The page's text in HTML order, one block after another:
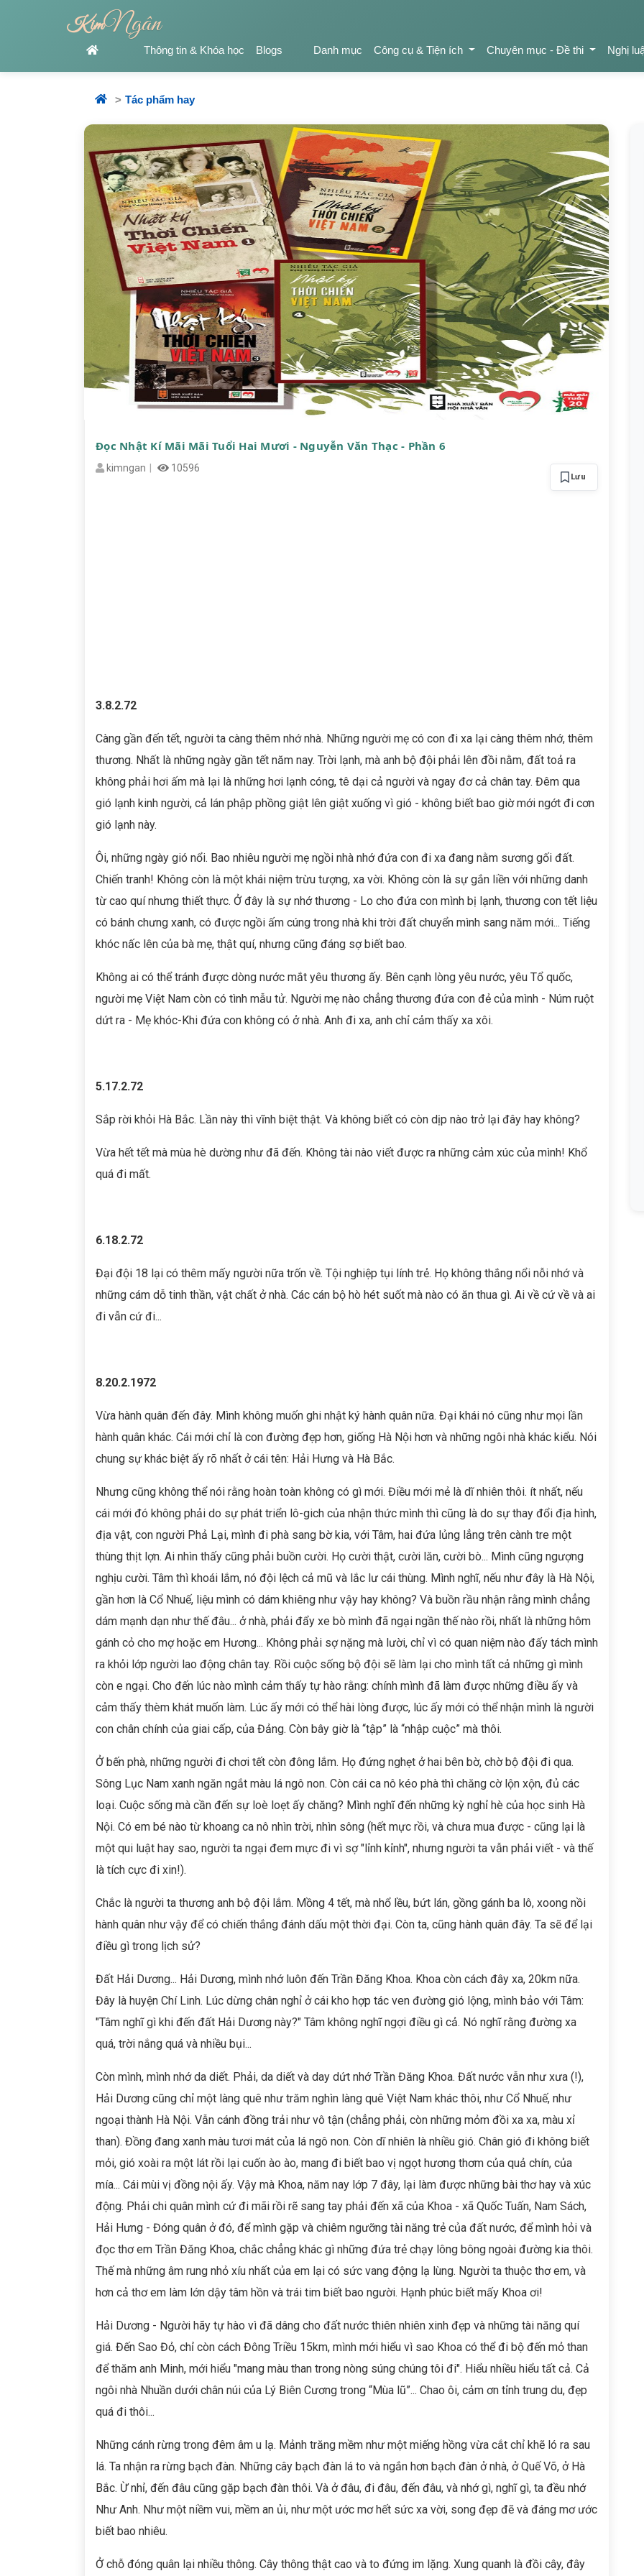
KimNgân
Thông tin & Khóa học Blogs Danh mục Công cụ & Tiện ích Chuyên mục - Đề thi Nghị
Tác phẩm hay
Đọc Nhật Kí Mãi Mãi Tuổi Hai Mươi - Nguyễn Văn Thạc - Phần 6
kimngan 10596
Lưu
3.8.2.72
Càng gần đến tết, người ta càng thêm nhớ nhà. Những người mẹ có con đi xa lại càng thêm nhớ, thêm
thương. Nhất là những ngày gần tết năm nay. Trời lạnh, mà anh bộ đội phải lên đồi nằm, đất toả ra
không phải hơi ấm mà lại là những hơi lạnh cóng, tê dại cả người và ngay đơ cả chân tay. Đêm qua
gió lạnh kinh người, cả lán phập phồng giật lên giật xuống vì gió - không biết bao giờ mới ngớt đi cơn
gió lạnh này.
Ôi, những ngày gió nổi. Bao nhiêu người mẹ ngồi nhà nhớ đứa con đi xa đang nằm sương gối đất.
Chiến tranh! Không còn là một khái niệm trừu tượng, xa vời. Không còn là sự gắn liền với những danh
từ cao quí nhưng thiết thực. Ở đây là sự nhớ thương - Lo cho đứa con mình bị lạnh, thương con tết liệu
có bánh chưng xanh, có được ngồi ấm cúng trong nhà khi trời đất chuyển mình sang năm mới... Tiếng
khóc nấc lên của bà mẹ, thật quí, nhưng cũng đáng sợ biết bao.
Không ai có thể tránh được dòng nước mắt yêu thương ấy. Bên cạnh lòng yêu nước, yêu Tổ quốc,
người mẹ Việt Nam còn có tình mẫu tử. Người mẹ nào chẳng thương đứa con đẻ của mình - Núm ruột
dứt ra - Mẹ khóc-Khi đứa con không có ở nhà. Anh đi xa, anh chỉ cảm thấy xa xôi.
5.17.2.72
Sắp rời khỏi Hà Bắc. Lần này thì vĩnh biệt thật. Và không biết có còn dịp nào trở lại đây hay không?
Vừa hết tết mà mùa hè dường như đã đến. Không tài nào viết được ra những cảm xúc của mình! Khổ
quá đi mất.
6.18.2.72
Đại đội 18 lại có thêm mấy người nữa trốn về. Tội nghiệp tụi lính trẻ. Họ không thắng nổi nỗi nhớ và
những cám dỗ tinh thần, vật chất ở nhà. Các cán bộ hò hét suốt mà nào có ăn thua gì. Ai về cứ về và ai
đi vẫn cứ đi...
8.20.2.1972
Vừa hành quân đến đây. Mình không muốn ghi nhật ký hành quân nữa. Đại khái nó cũng như mọi lần
hành quân khác. Cái mới chỉ là con đường đẹp hơn, giống Hà Nội hơn và những ngôi nhà khác kiểu. Nói
chung sự khác biệt ấy rõ nhất ở cái tên: Hải Hưng và Hà Bắc.
Nhưng cũng không thể nói rằng hoàn toàn không có gì mới. Điều mới mẻ là dĩ nhiên thôi. ít nhất, nếu
cái mới đó không phải do sự phát triển lô-gich của nhận thức mình thì cũng là do sự thay đổi địa hình,
địa vật, con người Phả Lại, mình đi phà sang bờ kia, với Tâm, hai đứa lủng lẳng trên cành tre một
thùng thịt lợn. Ai nhìn thấy cũng phải buồn cười. Họ cười thật, cười lăn, cười bò... Mình cũng ngượng
nghịu cười. Tâm thì khoái lắm, nó đội lệch cả mũ và lắc lư cái thùng. Mình nghĩ, nếu như đây là Hà Nội,
gần hơn là Cổ Nhuế, liệu mình có dám khiêng như vậy hay không? Và buồn rầu nhận rằng mình chẳng
dám mạnh dạn như thế đâu... ở nhà, phải đẩy xe bò mình đã ngại ngần thế nào rồi, nhất là những hôm
gánh cỏ cho mợ hoặc em Hương... Không phải sợ nặng mà lười, chỉ vì có quan niệm nào đấy tách mình
ra khỏi lớp người lao động chân tay. Rồi cuộc sống bộ đội sẽ làm lại cho mình tất cả những gì mình
còn e ngại. Cho đến lúc nào mình cảm thấy tự hào rằng: chính mình đã làm được những điều ấy và
cảm thấy thèm khát muốn làm. Lúc ấy mới có thể hài lòng được, lúc ấy mới có thể nhận mình là người
con chân chính của giai cấp, của Đảng. Còn bây giờ là “tập” là “nhập cuộc” mà thôi.
Ở bến phà, những người đi chơi tết còn đông lắm. Họ đứng nghẹt ở hai bên bờ, chờ bộ đội đi qua.
Sông Lục Nam xanh ngăn ngắt màu lá ngô non. Còn cái ca nô kéo phà thì chăng cờ lộn xộn, đủ các
loại. Cuộc sống mà cần đến sự loè loẹt ấy chăng? Mình nghĩ đến những kỳ nghỉ hè của học sinh Hà
Nội. Có em bé nào từ khoang ca nô nhìn trời, nhìn sông (hết mực rồi, và chưa mua được - cũng lại là
một qui luật hay sao, người ta ngại đem mực đi vì sợ "lỉnh kỉnh", nhưng người ta vẫn phải viết - và thế
là tích cực đi xin!).
Chắc là người ta thương anh bộ đội lắm. Mồng 4 tết, mà nhổ lều, bứt lán, gồng gánh ba lô, xoong nồi
hành quân như vậy để có chiến thắng đánh dấu một thời đại. Còn ta, cũng hành quân đây. Ta sẽ để lại
điều gì trong lịch sử?
Đất Hải Dương... Hải Dương, mình nhớ luôn đến Trần Đăng Khoa. Khoa còn cách đây xa, 20km nữa.
Đây là huyện Chí Linh. Lúc dừng chân nghỉ ở cái kho hợp tác ven đường gió lộng, mình bảo với Tâm:
"Tâm nghĩ gì khi đến đất Hải Dương này?" Tâm không nghĩ ngợi điều gì cả. Nó nghĩ rằng đường xa
quá, trời nắng quá và nhiều bụi...
Còn mình, mình nhớ da diết. Phải, da diết và day dứt nhớ Trần Đăng Khoa. Đất nước vẫn như xưa (!),
Hải Dương cũng chỉ một làng quê như trăm nghìn làng quê Việt Nam khác thôi, như Cổ Nhuế, như
ngoại thành Hà Nội. Vẫn cánh đồng trải như vô tận (chẳng phải, còn những mỏm đồi xa xa, màu xỉ
than). Đồng đang xanh màu tươi mát của lá ngô non. Còn dĩ nhiên là nhiều gió. Chân gió đi không biết
mỏi, gió xoài ra một lát rồi lại cuốn ào ào, mang đi biết bao vị ngọt hương thơm của quả chín, của
mía... Cái mùi vị đồng nội ấy. Vậy mà Khoa, năm nay lớp 7 đây, lại làm được những bài thơ hay và xúc
động. Phải chi quân mình cứ đi mãi rồi rẽ sang tay phải đến xã của Khoa - xã Quốc Tuấn, Nam Sách,
Hải Hưng - Đóng quân ở đó, để mình gặp và chiêm ngưỡng tài năng trẻ của đất nước, để mình hỏi và
đọc thơ em Trần Đăng Khoa, chắc chẳng khác gì những đứa trẻ chạy lông bông ngoài đường kia thôi.
Thế mà những âm rung nhỏ xíu nhất của em lại có sức vang động lạ lùng. Người ta thuộc thơ em, và
hơn cả thơ em làm lớn dậy tâm hồn và trái tim biết bao người. Hạnh phúc biết mấy Khoa ơi!
Hải Dương - Người hãy tự hào vì đã dâng cho đất nước thiên nhiên xinh đẹp và những tài năng quí
giá. Đến Sao Đỏ, chỉ còn cách Đông Triều 15km, mình mới hiểu vì sao Khoa có thể đi bộ đến mỏ than
để thăm anh Minh, mới hiểu "mang màu than trong nòng súng chúng tôi đi". Hiểu nhiều hiểu tất cả. Cả
ngôi nhà Nhuần dưới chân núi của Lý Biên Cương trong “Mùa lũ”... Chao ôi, cảm ơn tỉnh trung du, đẹp
quá đi thôi...
Những cánh rừng trong đêm âm u lạ. Mảnh trăng mềm như một miếng hồng vừa cắt chỉ khẽ ló ra sau
lá. Ta nhận ra rừng bạch đàn. Những cây bạch đàn lá to và ngắn hơn bạch đàn ở nhà, ở Quế Võ, ở Hà
Bắc. Ừ nhỉ, đến đâu cũng gặp bạch đàn thôi. Và ở đâu, đi đâu, đến đâu, và nhớ gì, nghĩ gì, ta đều nhớ
Như Anh. Như một niềm vui, mềm an ủi, như một ước mơ hết sức xa vời, song đẹp đẽ và đáng mơ ước
biết bao nhiêu.
Ở chỗ đóng quân lại nhiều thông. Cây thông thật cao và to đứng im lặng. Xung quanh là đồi cây, đây